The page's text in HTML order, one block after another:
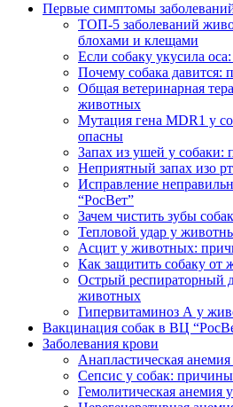
Первые симптомы
ТОП-5 заболеваний
блохами и клещами
Если собаку укусила
Почему собака давится:
Общая ветеринарная
животных
Мутация гена MDR1 у
опасны
Запах из ушей у собаки:
Неприятный запах изо
Исправление
“РосВет”
Зачем чистить зубы
Тепловой удар у
Асцит у животных:
Как защитить собаку от
Острый респираторный
животных
Гипервитаминоз А у
Вакцинация собак в ВЦ
Заболевания крови
Анапластическая
Сепсис у собак:
Гемолитическая анемия